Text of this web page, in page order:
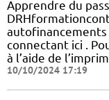
Apprendre du
connectant ici .
à l’aide de
10/10/2024 17:19